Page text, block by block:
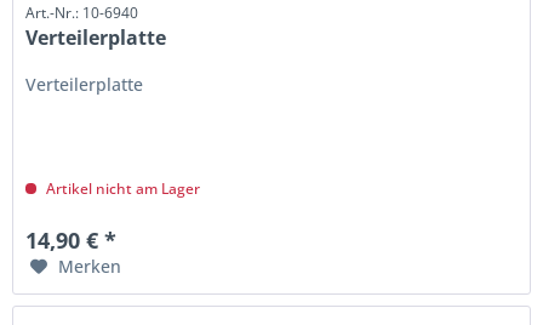
Art.-Nr.: 10-6940
Verteilerplatte
Verteilerplatte
Artikel nicht am Lager
14,90 € *
Merken